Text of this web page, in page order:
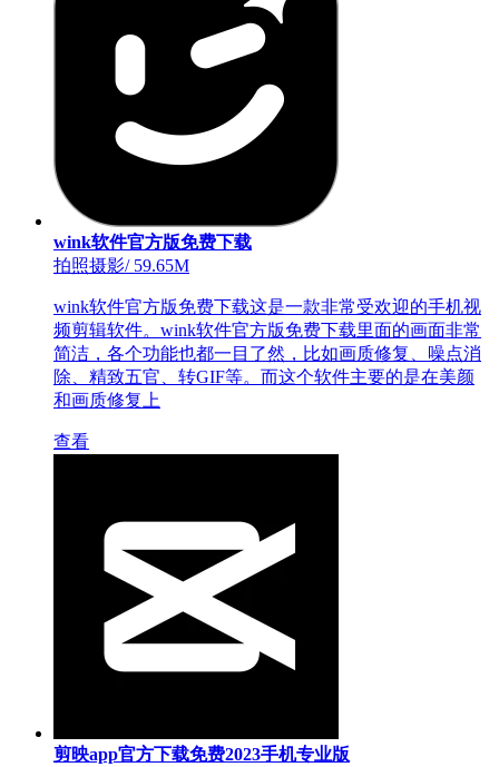
wink软件官方版免费下载
拍照摄影/59.65M
wink软件官方版免费下载这是一款非常受欢迎的手机视
频剪辑软件。wink软件官方版免费下载里面的画面非常
简洁，各个功能也都一目了然，比如画质修复、噪点消
除、精致五官、转GIF等。而这个软件主要的是在美颜
和画质修复上
查看
剪映app官方下载免费2023手机专业版